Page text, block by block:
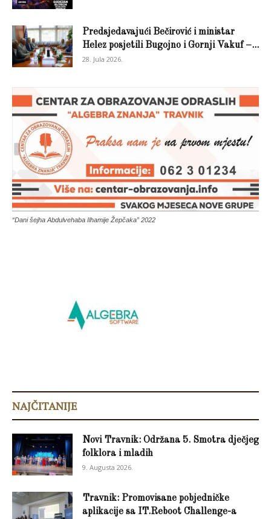
Predsjedavajući Bečirović i ministar
Helez posjetili Bugojno i Gornji Vakuf –...
28. Jula 2026.
“Dani šejha Abdulvehaba Ilhamije Žepčaka” 2022
NAJČITANIJE
Novi Travnik: Održana 5. Smotra dječjeg
folklora i mladih
9. Augusta 2026.
Travnik: Promovisane pobjedničke
aplikacije sa IT.Reboot Challenge-a